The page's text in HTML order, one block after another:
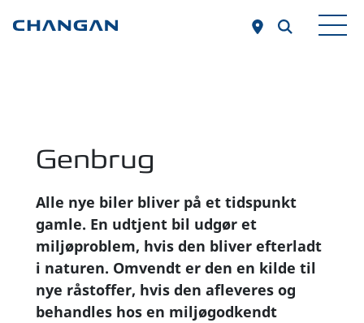
Genbrug
Alle nye biler bliver på et tidspunkt
gamle. En udtjent bil udgør et
miljøproblem, hvis den bliver efterladt
i naturen. Omvendt er den en kilde til
nye råstoffer, hvis den afleveres og
behandles hos en miljøgodkendt